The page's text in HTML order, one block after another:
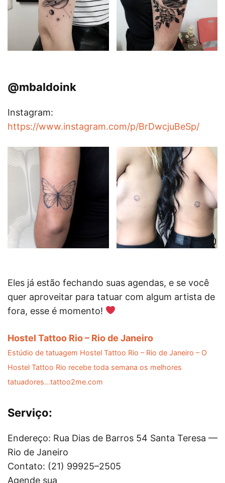
@mbaldoink
Instagram:
https://www.instagram.com/p/BrDwcjuBeSp/
Eles já estão fechando suas agendas, e se você
quer aproveitar para tatuar com algum artista de
fora, esse é momento!
Hostel Tattoo Rio – Rio de Janeiro
Estúdio de tatuagem Hostel Tattoo Rio – Rio de Janeiro – O
Hostel Tattoo Rio recebe toda semana os melhores
tatuadores…tattoo2me.com
Serviço:
Endereço: Rua Dias de Barros 54 Santa Teresa —
Rio de Janeiro
Contato: (21) 99925–2505
Agende sua